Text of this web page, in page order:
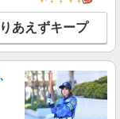
あえずキープ